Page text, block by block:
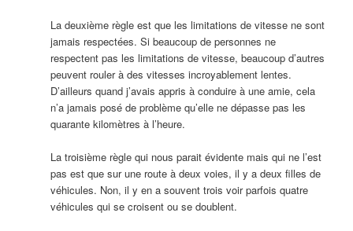
La deuxième règle est que les limitations de vitesse ne sont
jamais respectées. Si beaucoup de personnes ne
respectent pas les limitations de vitesse, beaucoup d’autres
peuvent rouler à des vitesses incroyablement lentes.
D’ailleurs quand j’avais appris à conduire à une amie, cela
n’a jamais posé de problème qu’elle ne dépasse pas les
quarante kilomètres à l’heure.
La troisième règle qui nous parait évidente mais qui ne l’est
pas est que sur une route à deux voies, il y a deux filles de
véhicules. Non, il y en a souvent trois voir parfois quatre
véhicules qui se croisent ou se doublent.